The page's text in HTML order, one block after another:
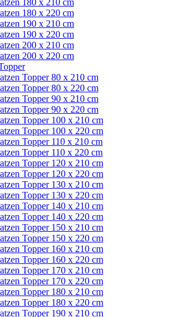
180 x 220 cm
190 x 210 cm
190 x 220 cm
200 x 210 cm
200 x 220 cm
Topper 80 x 210 cm
Topper 80 x 220 cm
Topper 90 x 210 cm
Topper 90 x 220 cm
Topper 100 x 210 cm
Topper 100 x 220 cm
Topper 110 x 210 cm
Topper 110 x 220 cm
Topper 120 x 210 cm
Topper 120 x 220 cm
Topper 130 x 210 cm
Topper 130 x 220 cm
Topper 140 x 210 cm
Topper 140 x 220 cm
Topper 150 x 210 cm
Topper 150 x 220 cm
Topper 160 x 210 cm
Topper 160 x 220 cm
Topper 170 x 210 cm
Topper 170 x 220 cm
Topper 180 x 210 cm
Topper 180 x 220 cm
Topper 190 x 210 cm